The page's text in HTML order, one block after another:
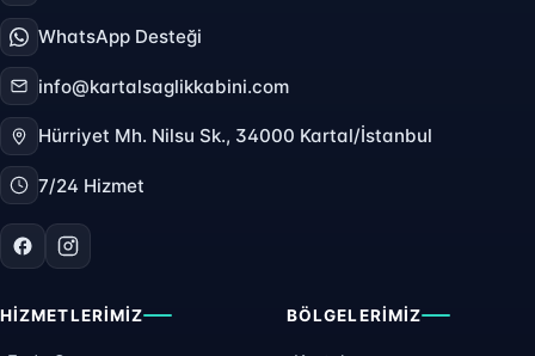
WhatsApp Desteği
info@kartalsaglikkabini.com
Hürriyet Mh. Nilsu Sk., 34000 Kartal/İstanbul
7/24 Hizmet
HIZMETLERIMIZ BÖLGELERIMIZ